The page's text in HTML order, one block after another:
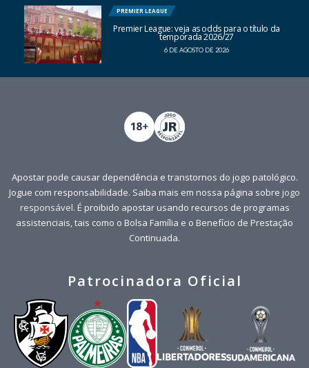
PREMIER LEAGUE
Premier League: veja as odds para o título da
temporada 2026/27
6 DE AGOSTO DE 2026
Apostar pode causar dependência e transtornos do jogo patológico.
Jogue com responsabilidade. Saiba mais em nossa página sobre jogo
responsável. É proibido apostar usando recursos de programas
assistenciais, tais como o Bolsa Família e o Benefício de Prestação
Continuada.
Patrocinadora Oficial